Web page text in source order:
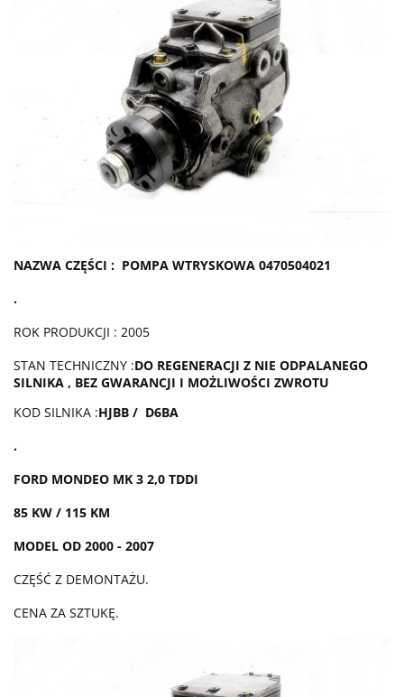
NAZWA CZĘŚCI : POMPA WTRYSKOWA 0470504021
.
ROK PRODUKCJI : 2005
STAN TECHNICZNY :DO REGENERACJI Z NIE ODPALANEGO
SILNIKA , BEZ GWARANCJI I MOŻLIWOŚCI ZWROTU
KOD SILNIKA :HJBB / D6BA
.
FORD MONDEO MK 3 2,0 TDDI
85 KW / 115 KM
MODEL OD 2000 - 2007
CZĘŚĆ Z DEMONTAŻU.
CENA ZA SZTUKĘ.